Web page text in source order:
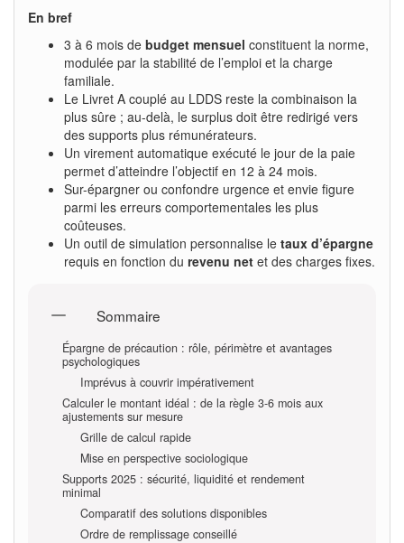
En bref
3 à 6 mois de budget mensuel constituent la norme,
modulée par la stabilité de l’emploi et la charge
familiale.
Le Livret A couplé au LDDS reste la combinaison la
plus sûre ; au-delà, le surplus doit être redirigé vers
des supports plus rémunérateurs.
Un virement automatique exécuté le jour de la paie
permet d’atteindre l’objectif en 12 à 24 mois.
Sur-épargner ou confondre urgence et envie figure
parmi les erreurs comportementales les plus
coûteuses.
Un outil de simulation personnalise le taux d’épargne
requis en fonction du revenu net et des charges fixes.
Sommaire
Épargne de précaution : rôle, périmètre et avantages
psychologiques
Imprévus à couvrir impérativement
Calculer le montant idéal : de la règle 3-6 mois aux
ajustements sur mesure
Grille de calcul rapide
Mise en perspective sociologique
Supports 2025 : sécurité, liquidité et rendement
minimal
Comparatif des solutions disponibles
Ordre de remplissage conseillé